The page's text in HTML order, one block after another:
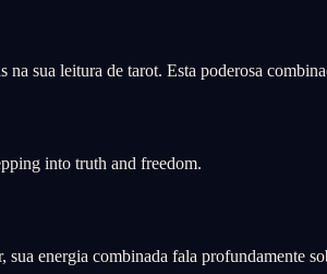
sua leitura de tarot. Esta poderosa
into truth and freedom.
energia combinada fala profundamente